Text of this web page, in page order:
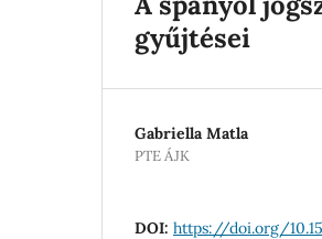
gyűjtései
Gabriella Matla
PTE ÁJK
DOI: https://doi.org/